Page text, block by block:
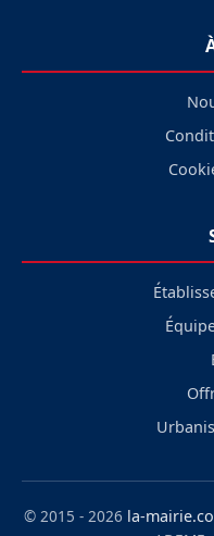
© 2015 - 2026 la-